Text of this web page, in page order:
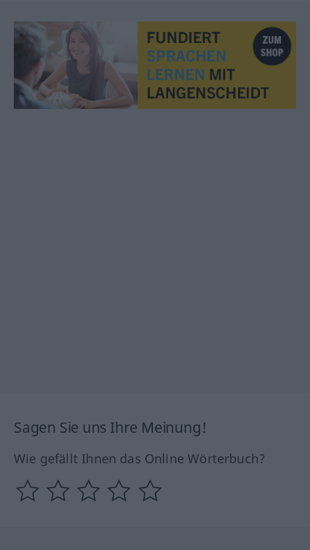
Sagen Sie uns Ihre Meinung!
Wie gefällt Ihnen das Online Wörterbuch?